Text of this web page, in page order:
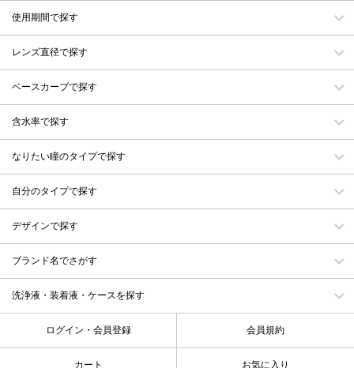
使用期間で探す
レンズ直径で探す
ベースカーブで探す
含水率で探す
なりたい瞳のタイプで探す
自分のタイプで探す
デザインで探す
ブランド名でさがす
洗浄液・装着液・ケースを探す
ログイン・会員登録 会員規約
カート お気に入り